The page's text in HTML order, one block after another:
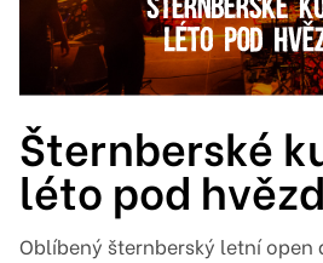
Šternberské
léto pod
Oblíbený šternberský letní